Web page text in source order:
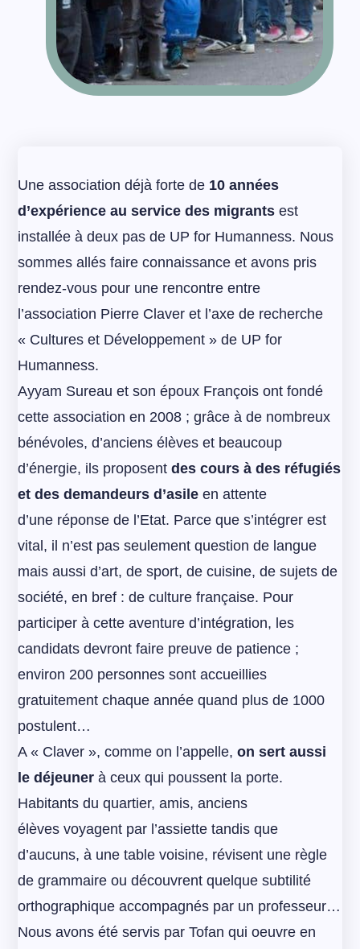
Une association déjà forte de 10 années
d’expérience au service des migrants est
installée à deux pas de UP for Humanness. Nous
sommes allés faire connaissance et avons pris
rendez-vous pour une rencontre entre
l’association Pierre Claver et l’axe de recherche
« Cultures et Développement » de UP for
Humanness.
Ayyam Sureau et son époux François ont fondé
cette association en 2008 ; grâce à de nombreux
bénévoles, d’anciens élèves et beaucoup
d’énergie, ils proposentdes cours à des réfugiés
et des demandeurs d’asile en attente
d’une réponse de l’Etat. Parce que s’intégrer est
vital, il n’est pas seulement question de langue
mais aussi d’art, de sport, de cuisine, de sujets de
société, en bref : de culture française. Pour
participer à cette aventure d’intégration, les
candidats devront faire preuve de patience ;
environ 200 personnes sont accueillies
gratuitement chaque année quand plus de 1000
postulent…
A « Claver », comme on l’appelle,on sert aussi
le déjeuner à ceux qui poussent la porte.
Habitants du quartier, amis, anciens
élèves voyagent par l’assiette tandis que
d’aucuns, à une table voisine, révisent une règle
de grammaire ou découvrent quelque subtilité
orthographique accompagnés par un professeur…
Nous avons été servis par Tofan qui oeuvre en